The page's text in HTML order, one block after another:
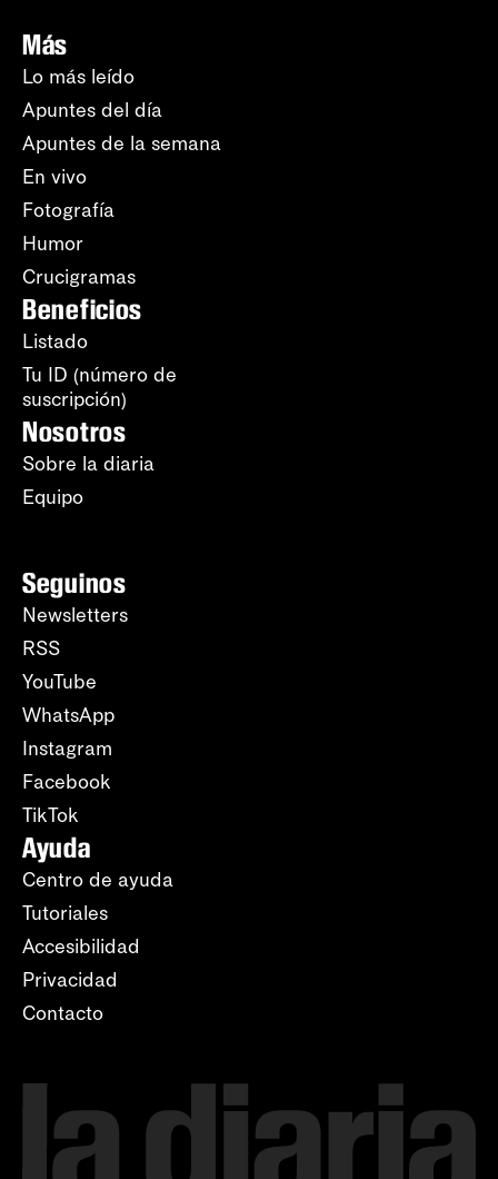
Más
Lo más leído
Apuntes del día
Apuntes de la semana
En vivo
Fotografía
Humor
Crucigramas
Beneficios
Listado
Tu ID (número de
suscripción)
Nosotros
Sobre la diaria
Equipo
Seguinos
Newsletters
RSS
YouTube
WhatsApp
Instagram
Facebook
TikTok
Ayuda
Centro de ayuda
Tutoriales
Accesibilidad
Privacidad
Contacto